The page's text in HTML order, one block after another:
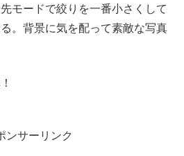
モードで絞りを一番小さくして
。背景に気を配って素敵な写真
ンサーリンク